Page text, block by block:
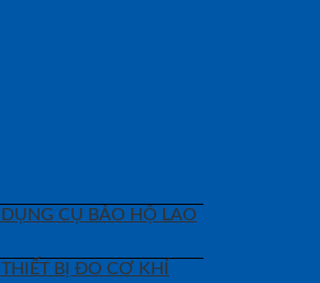
DỤNG CỤ BẢO HỘ LAO
THIẾT BỊ ĐO CƠ KHÍ